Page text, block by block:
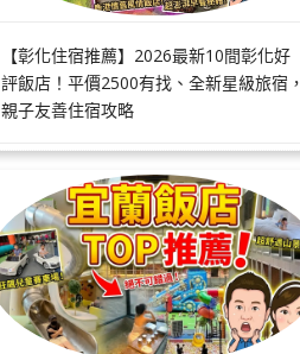
【彰化住宿推薦】2026最新10間彰化好
評飯店！平價2500有找、全新星級旅宿，
親子友善住宿攻略